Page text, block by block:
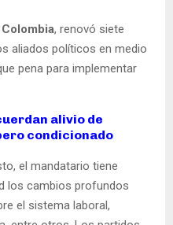
Colombia, renovó siete
aliados políticos en medio
pena para implementar
alivio de
condicionado
el mandatario tiene
los cambios profundos
el sistema laboral,